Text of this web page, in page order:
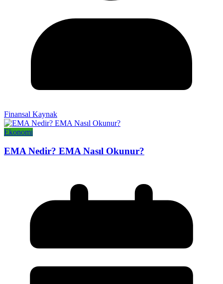
Finansal Kaynak
Ekonomi
EMA Nedir? EMA Nasıl Okunur?